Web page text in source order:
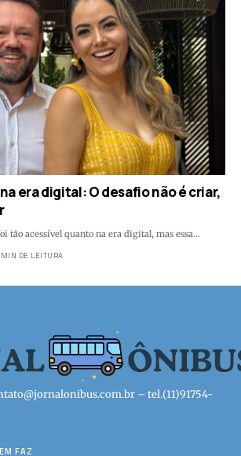
era digital: O desafio não é criar,
tão acessível quanto na era digital, mas essa…
DE LEITURA
– tel.(11)91754-
FAZ